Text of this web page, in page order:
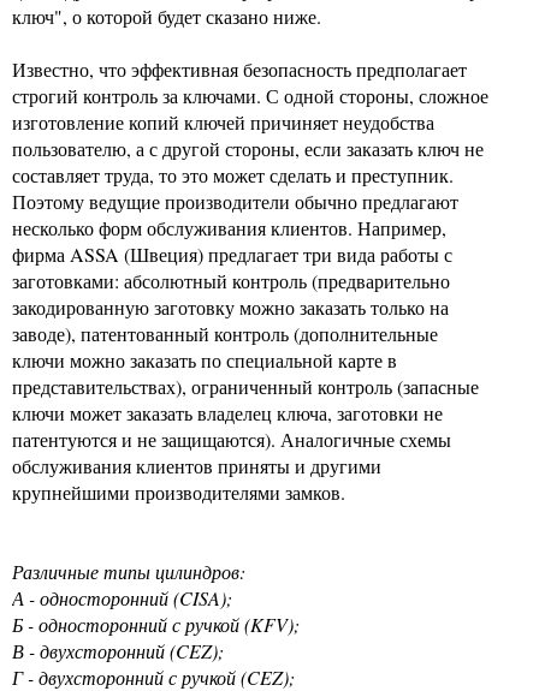
ключ", о которой будет сказано ниже.
Известно, что эффективная безопасность предполагает
строгий контроль за ключами. С одной стороны, сложное
изготовление копий ключей причиняет неудобства
пользователю, а с другой стороны, если заказать ключ не
составляет труда, то это может сделать и преступник.
Поэтому ведущие производители обычно предлагают
несколько форм обслуживания клиентов. Например,
фирма ASSA (Швеция) предлагает три вида работы с
заготовками: абсолютный контроль (предварительно
закодированную заготовку можно заказать только на
заводе), патентованный контроль (дополнительные
ключи можно заказать по специальной карте в
представительствах), ограниченный контроль (запасные
ключи может заказать владелец ключа, заготовки не
патентуются и не защищаются). Аналогичные схемы
обслуживания клиентов приняты и другими
крупнейшими производителями замков.
Различные типы цилиндров:
А - односторонний (CISA);
Б - односторонний с ручкой (KFV);
В - двухсторонний (CEZ);
Г - двухсторонний с ручкой (CEZ);